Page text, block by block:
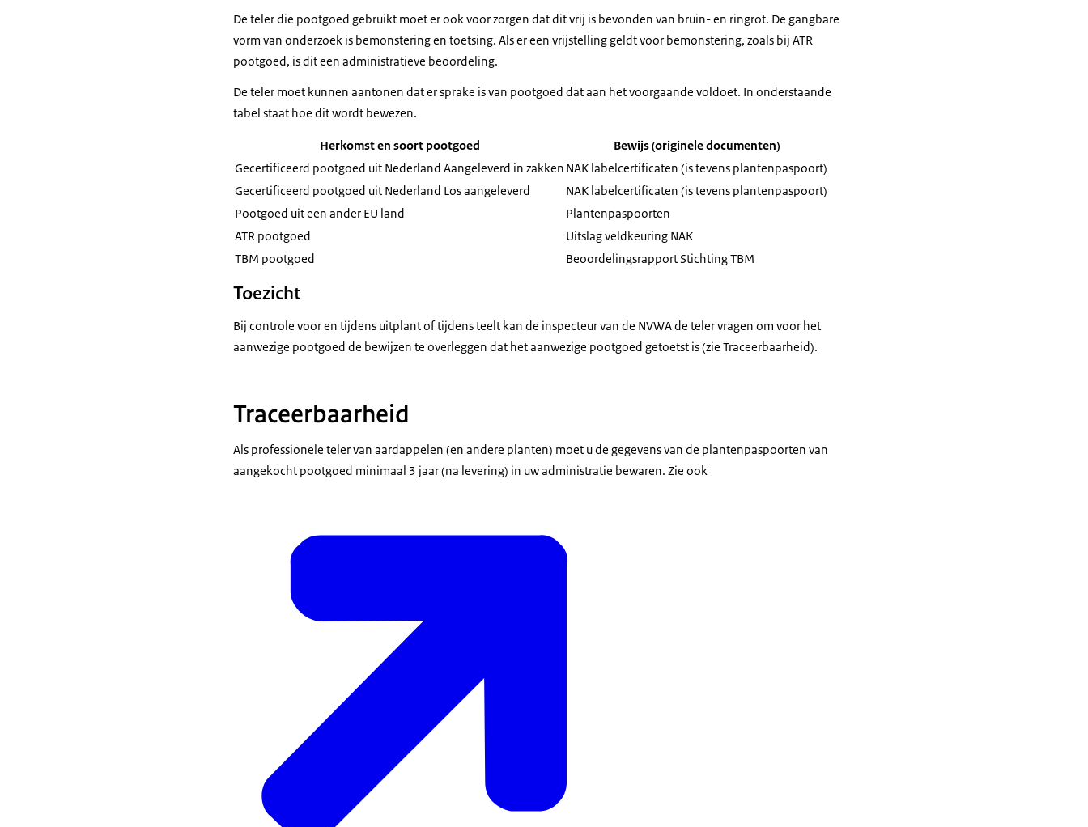
De teler die pootgoed gebruikt moet er ook voor zorgen dat dit vrij is bevonden van bruin- en ringrot. De gangbare
vorm van onderzoek is bemonstering en toetsing. Als er een vrijstelling geldt voor bemonstering, zoals bij ATR
pootgoed, is dit een administratieve beoordeling.
De teler moet kunnen aantonen dat er sprake is van pootgoed dat aan het voorgaande voldoet. In onderstaande
tabel staat hoe dit wordt bewezen.
Herkomst en soort pootgoed
Bewijs (originele documenten)
Gecertificeerd pootgoed uit Nederland Aangeleverd in zakken NAK labelcertificaten (is tevens plantenpaspoort)
Gecertificeerd pootgoed uit Nederland Los aangeleverd
NAK labelcertificaten (is tevens plantenpaspoort)
Pootgoed uit een ander EU land
Plantenpaspoorten
ATR pootgoed
Uitslag veldkeuring NAK
TBM pootgoed
Beoordelingsrapport Stichting TBM
Toezicht
Bij controle voor en tijdens uitplant of tijdens teelt kan de inspecteur van de NVWA de teler vragen om voor het
aanwezige pootgoed de bewijzen te overleggen dat het aanwezige pootgoed getoetst is (zie Traceerbaarheid).
Traceerbaarheid
Als professionele teler van aardappelen (en andere planten) moet u de gegevens van de plantenpaspoorten van
aangekocht pootgoed minimaal 3 jaar (na levering) in uw administratie bewaren. Zie ook